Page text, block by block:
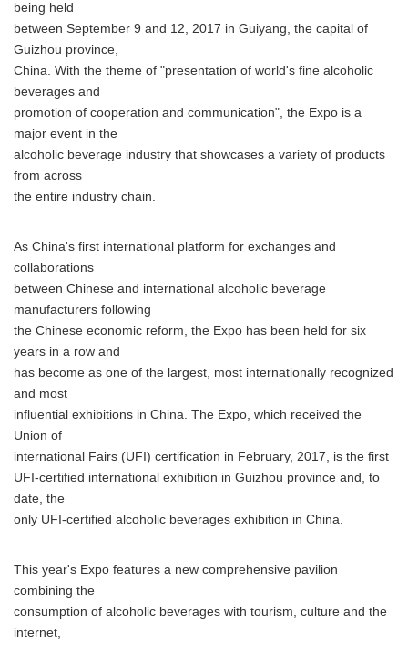
being held
between September 9 and 12, 2017 in Guiyang, the capital of
Guizhou province,
China. With the theme of "presentation of world's fine alcoholic
beverages and
promotion of cooperation and communication", the Expo is a
major event in the
alcoholic beverage industry that showcases a variety of products
from across
the entire industry chain.
As China's first international platform for exchanges and
collaborations
between Chinese and international alcoholic beverage
manufacturers following
the Chinese economic reform, the Expo has been held for six
years in a row and
has become as one of the largest, most internationally recognized
and most
influential exhibitions in China. The Expo, which received the
Union of
international Fairs (UFI) certification in February, 2017, is the first
UFI-certified international exhibition in Guizhou province and, to
date, the
only UFI-certified alcoholic beverages exhibition in China.
This year's Expo features a new comprehensive pavilion
combining the
consumption of alcoholic beverages with tourism, culture and the
internet,